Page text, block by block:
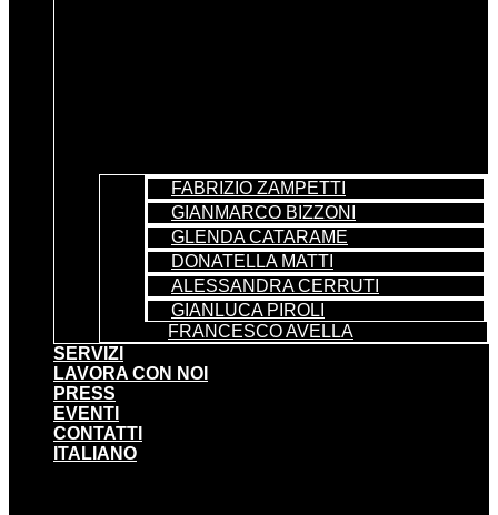
FABRIZIO ZAMPETTI
GIANMARCO BIZZONI
GLENDA CATARAME
DONATELLA MATTI
ALESSANDRA CERRUTI
GIANLUCA PIROLI
FRANCESCO AVELLA
SERVIZI
LAVORA CON NOI
PRESS
EVENTI
CONTATTI
ITALIANO